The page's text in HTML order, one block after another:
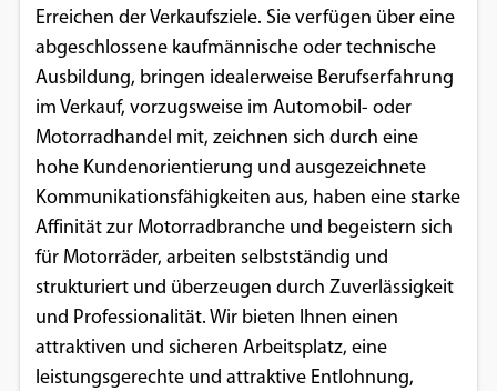
Erreichen der Verkaufsziele. Sie verfügen über eine
abgeschlossene kaufmännische oder technische
Ausbildung, bringen idealerweise Berufserfahrung
im Verkauf, vorzugsweise im Automobil- oder
Motorradhandel mit, zeichnen sich durch eine
hohe Kundenorientierung und ausgezeichnete
Kommunikationsfähigkeiten aus, haben eine starke
Affinität zur Motorradbranche und begeistern sich
für Motorräder, arbeiten selbstständig und
strukturiert und überzeugen durch Zuverlässigkeit
und Professionalität. Wir bieten Ihnen einen
attraktiven und sicheren Arbeitsplatz, eine
leistungsgerechte und attraktive Entlohnung,